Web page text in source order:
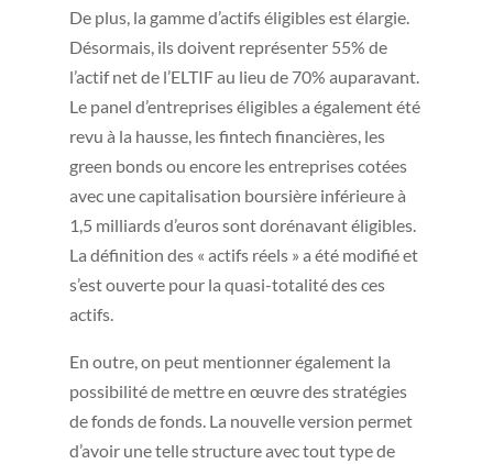
De plus, la gamme d’actifs éligibles est élargie.
Désormais, ils doivent représenter 55% de
l’actif net de l’ELTIF au lieu de 70% auparavant.
Le panel d’entreprises éligibles a également été
revu à la hausse, les fintech financières, les
green bonds ou encore les entreprises cotées
avec une capitalisation boursière inférieure à
1,5 milliards d’euros sont dorénavant éligibles.
La définition des « actifs réels » a été modifié et
s’est ouverte pour la quasi-totalité des ces
actifs.
En outre, on peut mentionner également la
possibilité de mettre en œuvre des stratégies
de fonds de fonds. La nouvelle version permet
d’avoir une telle structure avec tout type de